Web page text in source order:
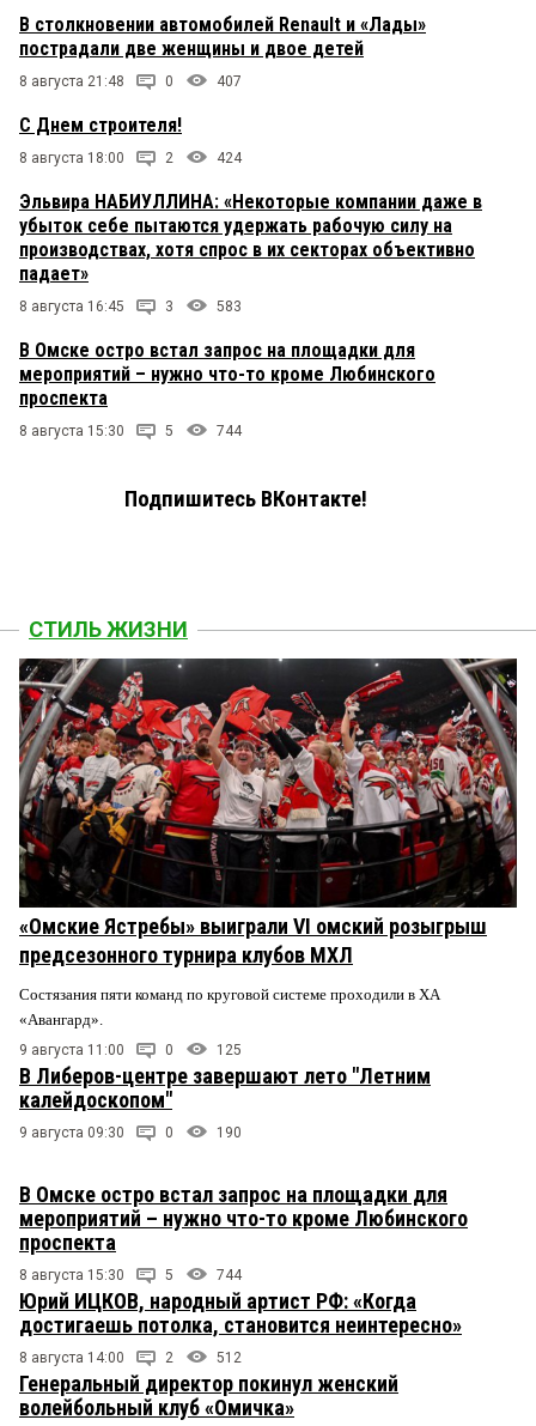
В столкновении автомобилей Renault и «Лады»
пострадали две женщины и двое детей
8 августа 21:48 0 407
С Днем строителя!
8 августа 18:00 2 424
Эльвира НАБИУЛЛИНА: «Некоторые компании даже в
убыток себе пытаются удержать рабочую силу на
производствах, хотя спрос в их секторах объективно
падает»
8 августа 16:45 3 583
В Омске остро встал запрос на площадки для
мероприятий – нужно что-то кроме Любинского
проспекта
8 августа 15:30 5 744
Подпишитесь ВКонтакте!
СТИЛЬ ЖИЗНИ
«Омские Ястребы» выиграли VI омский розыгрыш
предсезонного турнира клубов МХЛ
Состязания пяти команд по круговой системе проходили в ХА
«Авангард».
9 августа 11:00 0 125
В Либеров-центре завершают лето "Летним
калейдоскопом"
9 августа 09:30 0 190
В Омске остро встал запрос на площадки для
мероприятий – нужно что-то кроме Любинского
проспекта
8 августа 15:30 5 744
Юрий ИЦКОВ, народный артист РФ: «Когда
достигаешь потолка, становится неинтересно»
8 августа 14:00 2 512
Генеральный директор покинул женский
волейбольный клуб «Омичка»